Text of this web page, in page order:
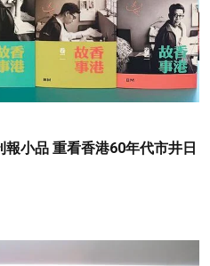
小品 重看香港60年代市井日